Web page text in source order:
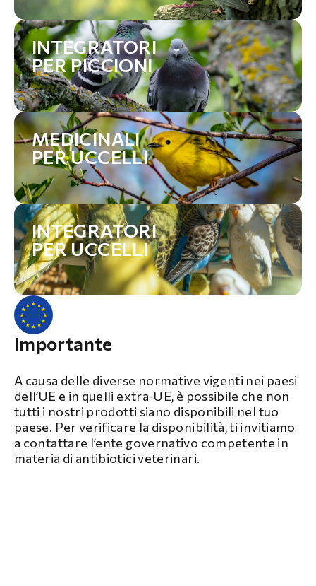
INTEGRATORI
PER PICCIONI
MEDICINALI
PER UCCELLI
INTEGRATORI
PER UCCELLI
Importante
A causa delle diverse normative vigenti nei paesi
dell’UE e in quelli extra-UE, è possibile che non
tutti i nostri prodotti siano disponibili nel tuo
paese. Per verificare la disponibilità, ti invitiamo
a contattare l’ente governativo competente in
materia di antibiotici veterinari.